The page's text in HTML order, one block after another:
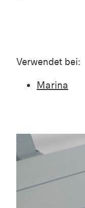
Verwendet bei:
Marina